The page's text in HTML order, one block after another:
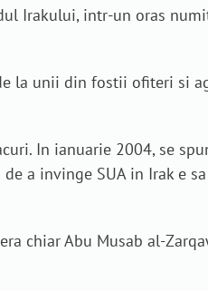
Irakului, intr-un oras
la unii din fostii ofiteri si
In ianuarie 2004, se
a invinge SUA in Irak e
chiar Abu Musab al-